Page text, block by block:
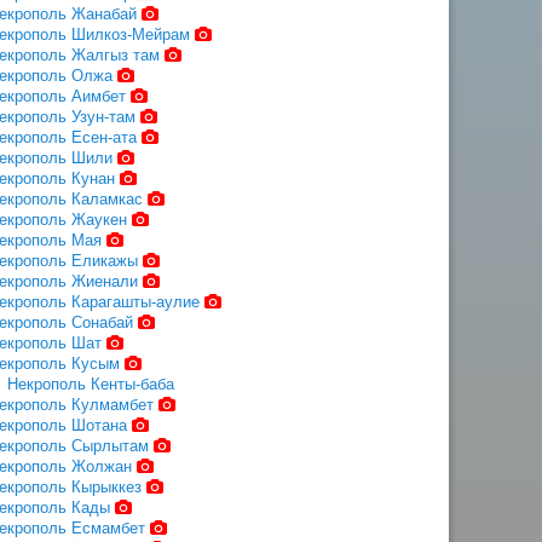
Жанабай
Шилкоз-Мейрам
Жалгыз там
Олжа
Аимбет
Узун-там
Есен-ата
Шили
Кунан
Каламкас
Жаукен
Мая
Еликажы
Жиенали
Карагашты-аулие
Сонабай
Шат
Кусым
Некрополь Кенты-баба
Кулмамбет
Шотана
Сырлытам
Жолжан
Кырыккез
Кады
Есмамбет